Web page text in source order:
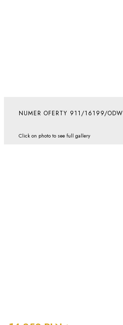
NUMER OFERTY 911/16199/ODW
Click on photo to see full gallery